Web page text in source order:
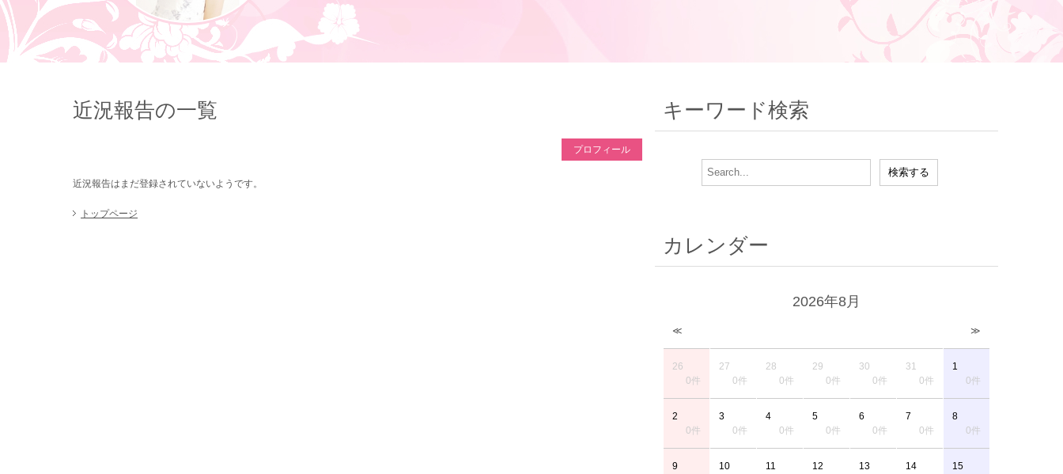
近況報告の一覧
プロフィール
近況報告はまだ登録されていないようです。
トップページ
キーワード検索
カレンダー
2026年8月
≪ ≫
26
0件
27
0件
28
0件
29
0件
30
0件
31
0件
1
0件
2
0件
3
0件
4
0件
5
0件
6
0件
7
0件
8
0件
9
10
11
12
13
14
15